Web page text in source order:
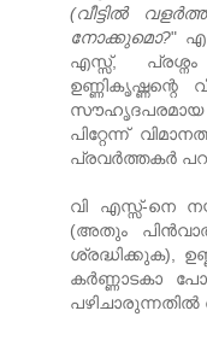
(വീട്ടില്‍
നോക്കുമൊ?"
എസ്സ്,
ഉണ്ണികൃഷ്ണന്റെ
പിറ്റേന്ന്
പ്രവര്‍ത്തകര്‍
വി എസ്സ്-നെ
(അതും
ശ്രദ്ധിക്കുക),
കര്‍ണ്ണാടകാ